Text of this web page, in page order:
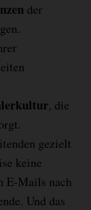
der
, die
gezielt
keine
E-Mails nach
Und das